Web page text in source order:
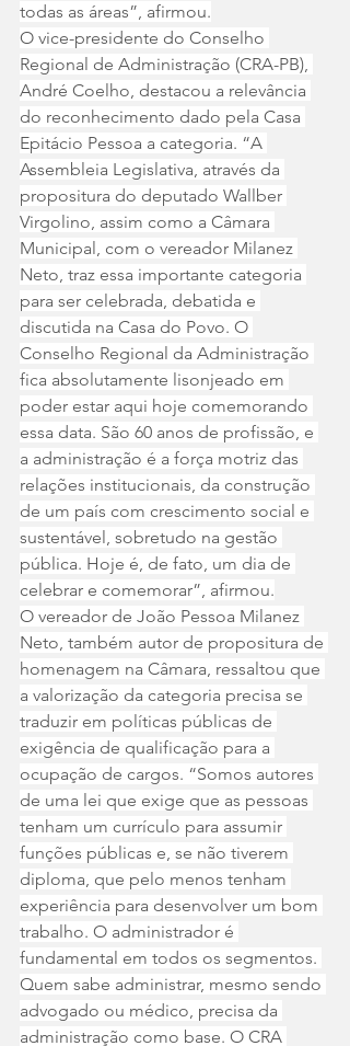
todas as áreas”, afirmou.
O vice-presidente do Conselho
Regional de Administração (CRA-PB),
André Coelho, destacou a relevância
do reconhecimento dado pela Casa
Epitácio Pessoa a categoria. “A
Assembleia Legislativa, através da
propositura do deputado Wallber
Virgolino, assim como a Câmara
Municipal, com o vereador Milanez
Neto, traz essa importante categoria
para ser celebrada, debatida e
discutida na Casa do Povo. O
Conselho Regional da Administração
fica absolutamente lisonjeado em
poder estar aqui hoje comemorando
essa data. São 60 anos de profissão, e
a administração é a força motriz das
relações institucionais, da construção
de um país com crescimento social e
sustentável, sobretudo na gestão
pública. Hoje é, de fato, um dia de
celebrar e comemorar”, afirmou.
O vereador de João Pessoa Milanez
Neto, também autor de propositura de
homenagem na Câmara, ressaltou que
a valorização da categoria precisa se
traduzir em políticas públicas de
exigência de qualificação para a
ocupação de cargos. “Somos autores
de uma lei que exige que as pessoas
tenham um currículo para assumir
funções públicas e, se não tiverem
diploma, que pelo menos tenham
experiência para desenvolver um bom
trabalho. O administrador é
fundamental em todos os segmentos.
Quem sabe administrar, mesmo sendo
advogado ou médico, precisa da
administração como base. O CRA